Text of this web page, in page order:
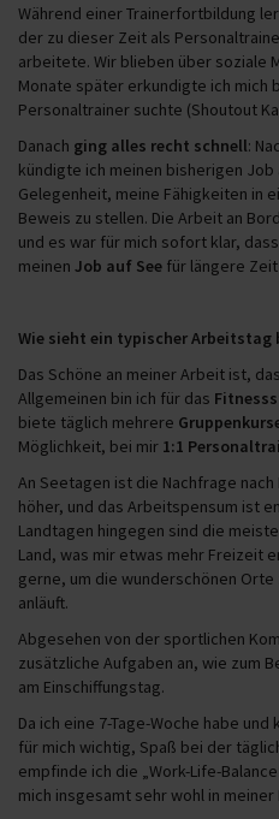
Während einer Trainerfortbildung
der zu dieser Zeit als
arbeitete. Wir blieben über soziale
Monate später erkundigte ich mich
Personaltrainer suchte (Shoutout
Danach ging alles recht schnell:
kündigte ich meinen bisherigen Job
Gelegenheit, meine Fähigkeiten in
Beweis zu stellen. Die Arbeit an
und es war für mich sofort klar,
meinen Job auf See für längere
Wie sieht ein typischer Arbeitstag
Das Schöne an meiner Arbeit ist,
Allgemeinen bin ich für das
biete täglich mehrere
Möglichkeit, bei mir 1:1
An Seetagen ist die Nachfrage
höher, und das Arbeitspensum ist
Landtagen hingegen sind die
Land, was mir etwas mehr Freizeit
gerne, um die wunderschönen
anläuft.
Abgesehen von der sportlichen
zusätzliche Aufgaben an, wie zum
am Einschiffungstag.
Da ich eine 7-Tage-Woche habe
für mich wichtig, Spaß bei der
empfinde ich die „Work-Life-
mich insgesamt sehr wohl in meiner